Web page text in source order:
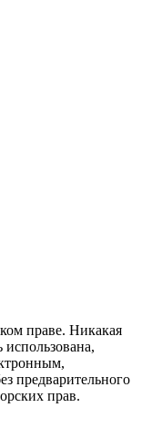
праве. Никакая
предварительного
прав.